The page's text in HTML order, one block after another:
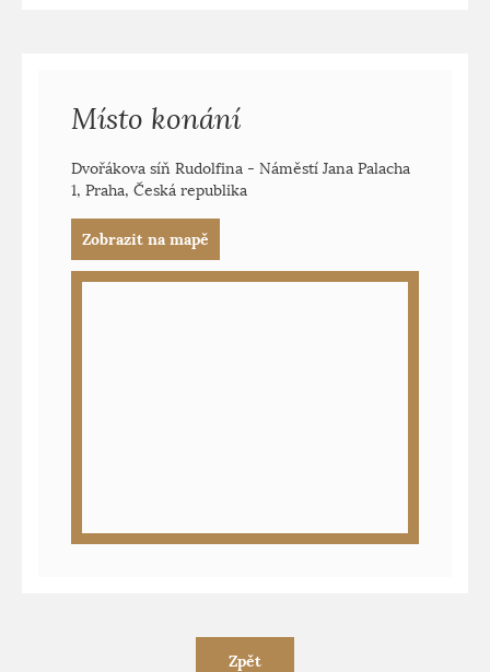
Místo konání
Dvořákova síň Rudolfina - Náměstí Jana Palacha
1, Praha, Česká republika
Zobrazit na mapě
Zpět